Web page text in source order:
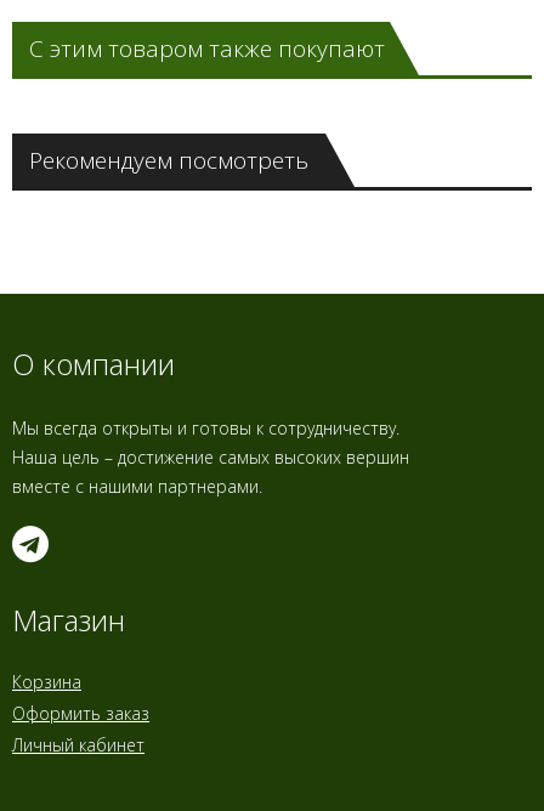
С этим товаром также покупают
Рекомендуем посмотреть
О компании
Мы всегда открыты и готовы к сотрудничеству.
Наша цель – достижение самых высоких вершин
вместе с нашими партнерами.
Магазин
Корзина
Оформить заказ
Личный кабинет